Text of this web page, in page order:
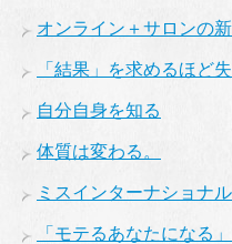
オンライン＋サロンの
「結果」を求めるほど
自分自身を知る
体質は変わる。
ミスインターナショナ
「モテるあなたになる